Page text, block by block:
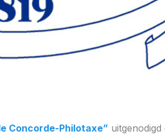
Concorde-Philotaxe”